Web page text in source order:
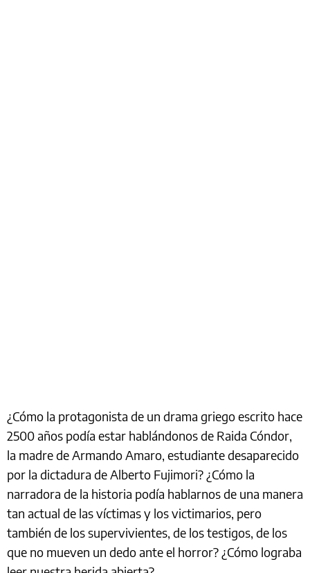
¿Cómo la protagonista de un drama griego escrito hace
2500 años podía estar hablándonos de Raida Cóndor,
la madre de Armando Amaro, estudiante desaparecido
por la dictadura de Alberto Fujimori? ¿Cómo la
narradora de la historia podía hablarnos de una manera
tan actual de las víctimas y los victimarios, pero
también de los supervivientes, de los testigos, de los
que no mueven un dedo ante el horror? ¿Cómo lograba